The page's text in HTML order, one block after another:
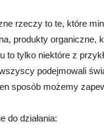
rzeczy to te, które
produkty organiczne,
to tylko niektóre z
podejmowali
sposób możemy
do działania: